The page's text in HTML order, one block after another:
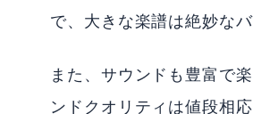
で、大きな楽譜は絶妙な
また、サウンドも豊富で
ンドクオリティは値段相